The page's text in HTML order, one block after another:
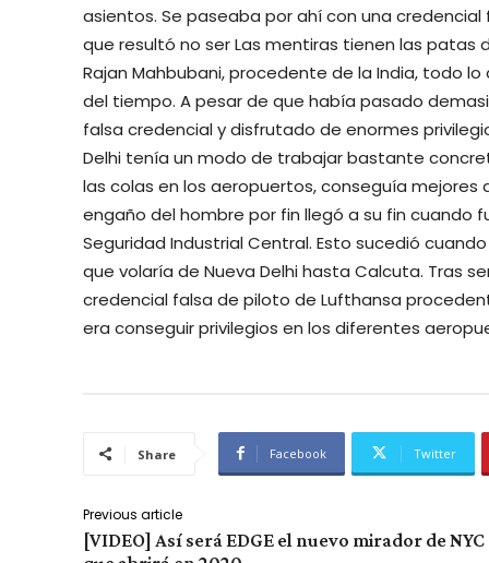
asientos. Se paseaba por ahí con una
que resultó no ser Las mentiras tienen las patas
Rajan Mahbubani, procedente de la India, todo
del tiempo. A pesar de que había pasado
falsa credencial y disfrutado de enormes
Delhi tenía un modo de trabajar bastante
las colas en los aeropuertos, conseguía mejores
engaño del hombre por fin llegó a su fin cuando
Seguridad Industrial Central. Esto sucedió
que volaría de Nueva Delhi hasta Calcuta. Tras
credencial falsa de piloto de Lufthansa
era conseguir privilegios en los diferentes
Share Facebook Twitter
Previous article
[VIDEO] Así será EDGE el nuevo mirador de NYC